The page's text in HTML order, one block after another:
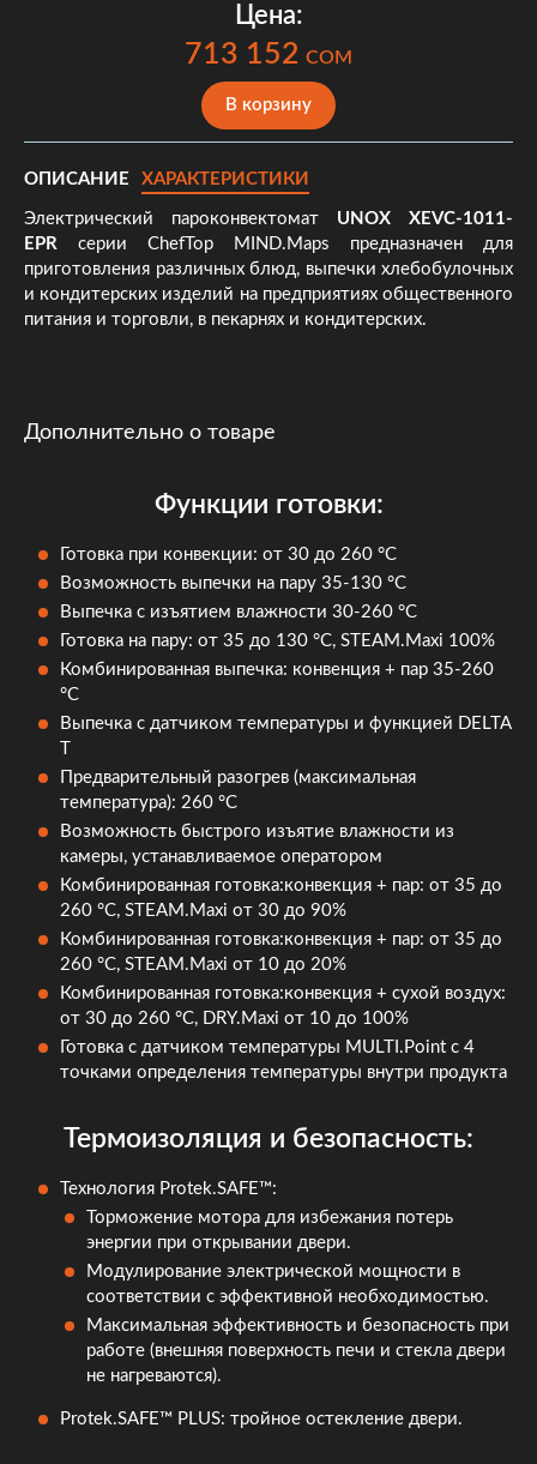
Цена:
713 152 COM
В корзину
ОПИСАНИЕ ХАРАКТЕРИСТИКИ
Электрический пароконвектомат UNOX XEVC-1011-
EPR серии ChefTop MIND.Maps предназначен для
приготовления различных блюд, выпечки хлебобулочных
и кондитерских изделий на предприятиях общественного
питания и торговли, в пекарнях и кондитерских.
Дополнительно о товаре
Функции готовки:
Готовка при конвекции: от 30 до 260 °C
Возможность выпечки на пару 35-130 °C
Выпечка с изъятием влажности 30-260 °С
Готовка на пару: от 35 до 130 °C, STEAM.Maxi 100%
Комбинированная выпечка: конвенция + пар 35-260
°C
Выпечка с датчиком температуры и функцией DELTA
T
Предварительный разогрев (максимальная
температура): 260 °С
Возможность быстрого изъятие влажности из
камеры, устанавливаемое оператором
Комбинированная готовка:конвекция + пар: от 35 до
260 °C, STEAM.Maxi от 30 до 90%
Комбинированная готовка:конвекция + пар: от 35 до
260 °C, STEAM.Maxi от 10 до 20%
Комбинированная готовка:конвекция + сухой воздух:
от 30 до 260 °C, DRY.Maxi от 10 до 100%
Готовка с датчиком температуры MULTI.Point с 4
точками определения температуры внутри продукта
Термоизоляция и безопасность:
Технология Protek.SAFE™:
Торможение мотора для избежания потерь
энергии при открывании двери.
Модулирование электрической мощности в
соответствии с эффективной необходимостью.
Максимальная эффективность и безопасность при
работе (внешняя поверхность печи и стекла двери
не нагреваются).
Protek.SAFE™ PLUS: тройное остекление двери.